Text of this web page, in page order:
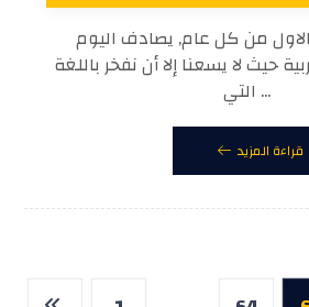
الاول من كل عام, يصادف اليوم
حيث لا يسعنا إلا أن نفخر باللغة
التي ...
قراءة المزيد